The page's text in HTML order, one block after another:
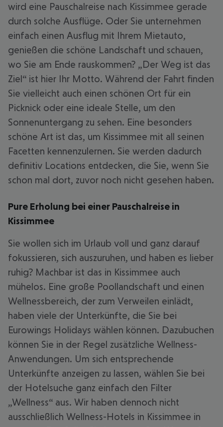
wird eine Pauschalreise nach Kissimmee gerade
durch solche Ausflüge. Oder Sie unternehmen
einfach einen Ausflug mit Ihrem Mietauto,
genießen die schöne Landschaft und schauen,
wo Sie am Ende rauskommen? „Der Weg ist das
Ziel“ ist hier Ihr Motto. Während der Fahrt finden
Sie vielleicht auch einen schönen Ort für ein
Picknick oder eine ideale Stelle, um den
Sonnenuntergang zu sehen. Eine besonders
schöne Art ist das, um Kissimmee mit all seinen
Facetten kennenzulernen. Sie werden dadurch
definitiv Locations entdecken, die Sie, wenn Sie
schon mal dort, zuvor noch nicht gesehen haben.
Pure Erholung bei einer Pauschalreise in
Kissimmee
Sie wollen sich im Urlaub voll und ganz darauf
fokussieren, sich auszuruhen, und haben es lieber
ruhig? Machbar ist das in Kissimmee auch
mühelos. Eine große Poollandschaft und einen
Wellnessbereich, der zum Verweilen einlädt,
haben viele der Unterkünfte, die Sie bei
Eurowings Holidays wählen können. Dazubuchen
können Sie in der Regel zusätzliche Wellness-
Anwendungen. Um sich entsprechende
Unterkünfte anzeigen zu lassen, wählen Sie bei
der Hotelsuche ganz einfach den Filter
„Wellness“ aus. Wir haben dennoch nicht
ausschließlich Wellness-Hotels in Kissimmee in